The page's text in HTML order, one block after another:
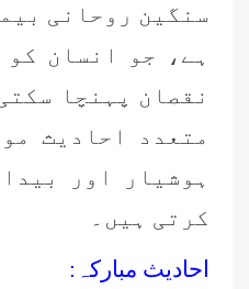
سنگین روحانی
ہے، جو انسان
نقصان پہنچا
متعدد احادیث
ہوشیار اور
کرتی ہیں۔
احادیث مبارکہ: